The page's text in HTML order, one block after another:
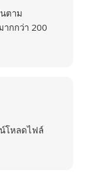
ตาม
กกว่า 200
โหลดไฟล์